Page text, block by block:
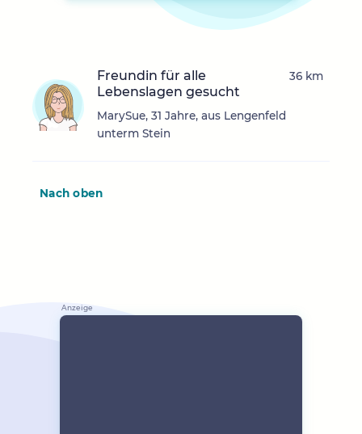
Freundin für alle
Lebenslagen gesucht
MarySue, 31 Jahre, aus Lengenfeld
unterm Stein
36 km
Nach oben